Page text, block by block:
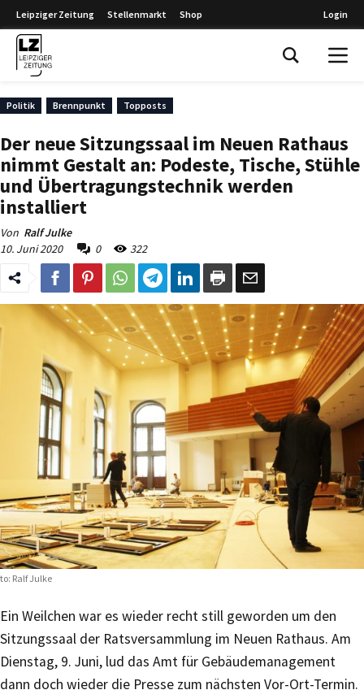
Leipziger Zeitung Stellenmarkt Shop Login
Politik Brennpunkt Topposts
Der neue Sitzungssaal im Neuen Rathaus
nimmt Gestalt an: Podeste, Tische, Stühle
und Übertragungstechnik werden
installiert
Von Ralf Julke
10. Juni 2020
0 322
Ralf Julke
Ein Weilchen war es wieder recht still geworden um den
Sitzungssaal der Ratsversammlung im Neuen Rathaus. Am
Dienstag, 9. Juni, lud das Amt für Gebäudemanagement
dann doch wieder die Presse zum nächsten Vor-Ort-Termin.